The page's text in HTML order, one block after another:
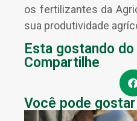
os fertilizantes da
sua produtividade
Esta gostando
Compartilhe
Você pode